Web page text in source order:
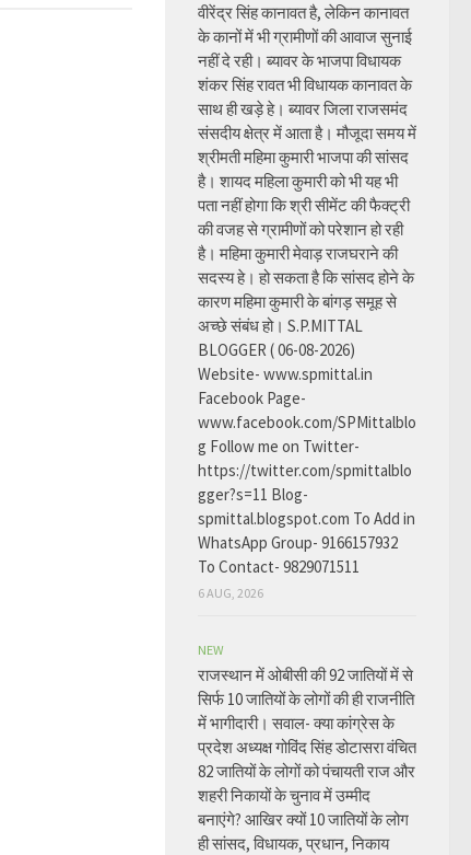
वीरेंद्र सिंह कानावत है, लेकिन कानावत
के कानों में भी ग्रामीणों की आवाज सुनाई
नहीं दे रही। ब्यावर के भाजपा विधायक
शंकर सिंह रावत भी विधायक कानावत के
साथ ही खड़े हे। ब्यावर जिला राजसमंद
संसदीय क्षेत्र में आता है। मौजूदा समय में
श्रीमती महिमा कुमारी भाजपा की सांसद
है। शायद महिला कुमारी को भी यह भी
पता नहीं होगा कि श्री सीमेंट की फैक्ट्री
की वजह से ग्रामीणों को परेशान हो रही
है। महिमा कुमारी मेवाड़ राजघराने की
सदस्य हे। हो सकता है कि सांसद होने के
कारण महिमा कुमारी के बांगड़ समूह से
अच्छे संबंध हो। S.P.MITTAL
BLOGGER ( 06-08-2026)
Website- www.spmittal.in
Facebook Page-
www.facebook.com/SPMittalblo
g Follow me on Twitter-
https://twitter.com/spmittalblo
gger?s=11 Blog-
spmittal.blogspot.com To Add in
WhatsApp Group- 9166157932
To Contact- 9829071511
6 AUG, 2026
NEW
राजस्थान में ओबीसी की 92 जातियों में से
सिर्फ 10 जातियों के लोगों की ही राजनीति
में भागीदारी। सवाल- क्या कांग्रेस के
प्रदेश अध्यक्ष गोविंद सिंह डोटासरा वंचित
82 जातियों के लोगों को पंचायती राज और
शहरी निकायों के चुनाव में उम्मीद
बनाएंगे? आखिर क्यों 10 जातियों के लोग
ही सांसद, विधायक, प्रधान, निकाय